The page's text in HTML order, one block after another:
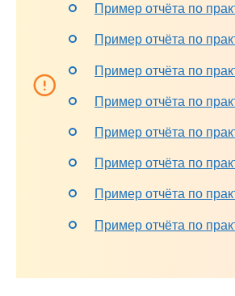
Пример отчёта по
Пример отчёта по
Пример отчёта по
Пример отчёта по
Пример отчёта по
Пример отчёта по
Пример отчёта по
Пример отчёта по